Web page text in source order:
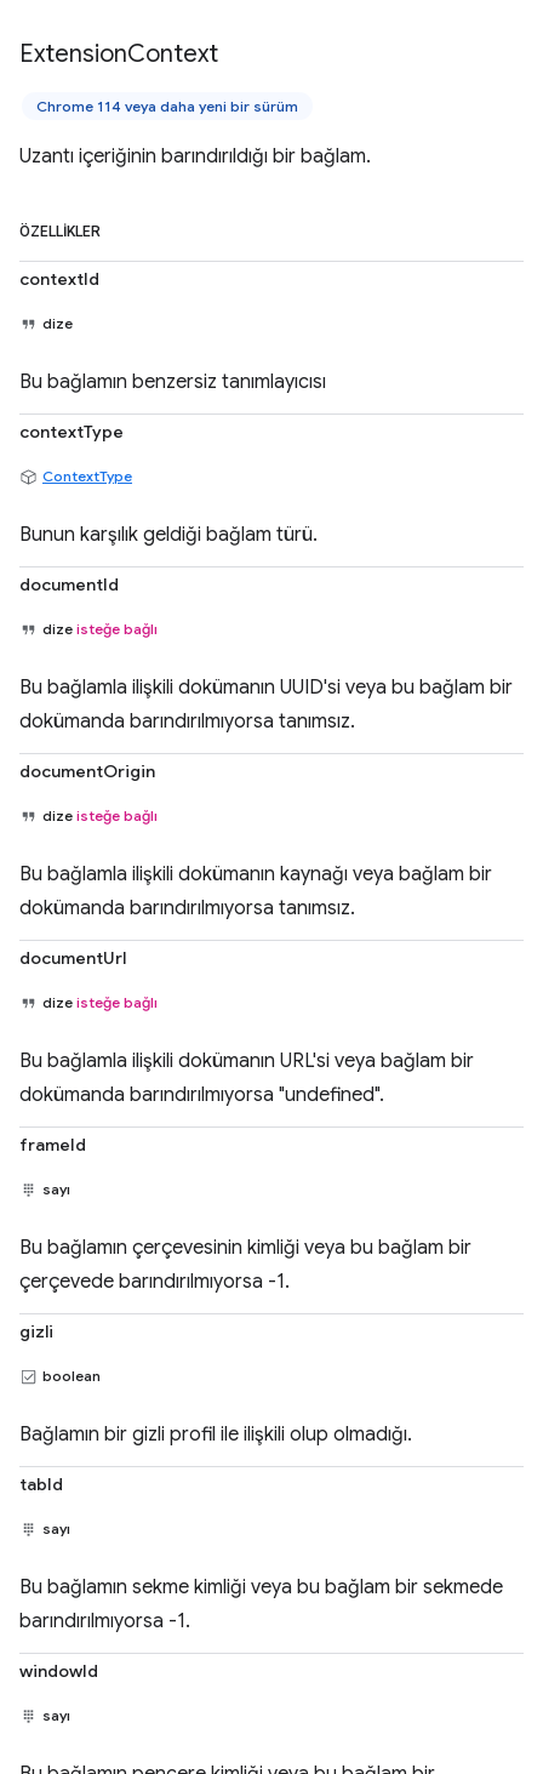
ExtensionContext
Chrome 114 veya daha yeni bir sürüm
Uzantı içeriğinin barındırıldığı bir bağlam.
ÖZELLIKLER
contextId
dize
Bu bağlamın benzersiz tanımlayıcısı
contextType
ContextType
Bunun karşılık geldiği bağlam türü.
documentId
dize isteğe bağlı
Bu bağlamla ilişkili dokümanın UUID'si veya bu bağlam bir
dokümanda barındırılmıyorsa tanımsız.
documentOrigin
dize isteğe bağlı
Bu bağlamla ilişkili dokümanın kaynağı veya bağlam bir
dokümanda barındırılmıyorsa tanımsız.
documentUrl
dize isteğe bağlı
Bu bağlamla ilişkili dokümanın URL'si veya bağlam bir
dokümanda barındırılmıyorsa "undefined".
frameId
sayı
Bu bağlamın çerçevesinin kimliği veya bu bağlam bir
çerçevede barındırılmıyorsa -1.
gizli
boolean
Bağlamın bir gizli profil ile ilişkili olup olmadığı.
tabId
sayı
Bu bağlamın sekme kimliği veya bu bağlam bir sekmede
barındırılmıyorsa -1.
windowId
sayı